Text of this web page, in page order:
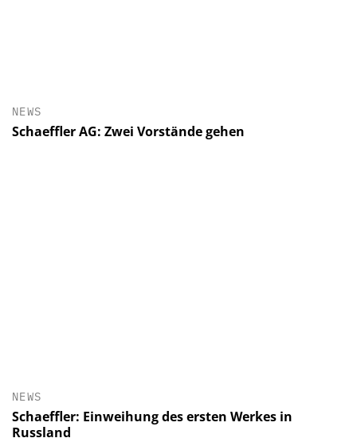
NEWS
Schaeffler AG: Zwei Vorstände gehen
NEWS
Schaeffler: Einweihung des ersten Werkes in
Russland